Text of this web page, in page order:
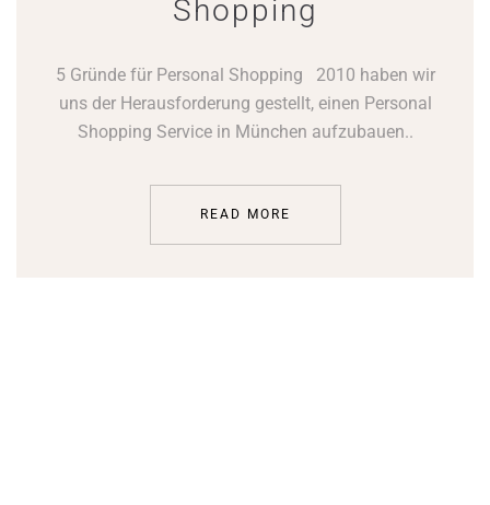
Shopping
5 Gründe für Personal Shopping 2010 haben wir
uns der Herausforderung gestellt, einen Personal
Shopping Service in München aufzubauen..
READ MORE